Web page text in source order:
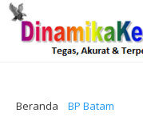
Beranda BP Batam